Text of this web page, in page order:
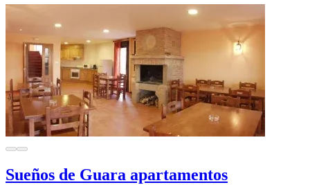
Sueños de Guara apartamentos